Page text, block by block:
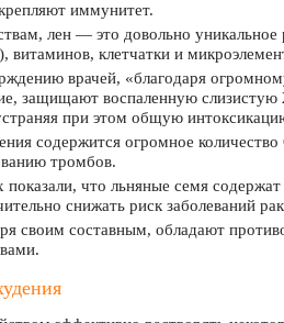
иммунитет.
лен — это довольно
витаминов, клетчатки и
врачей, «благодаря
защищают воспаленную
при этом общую
содержится огромное
тромбов.
показали, что льняные семя
снижать риск заболеваний
своим составным, обладают